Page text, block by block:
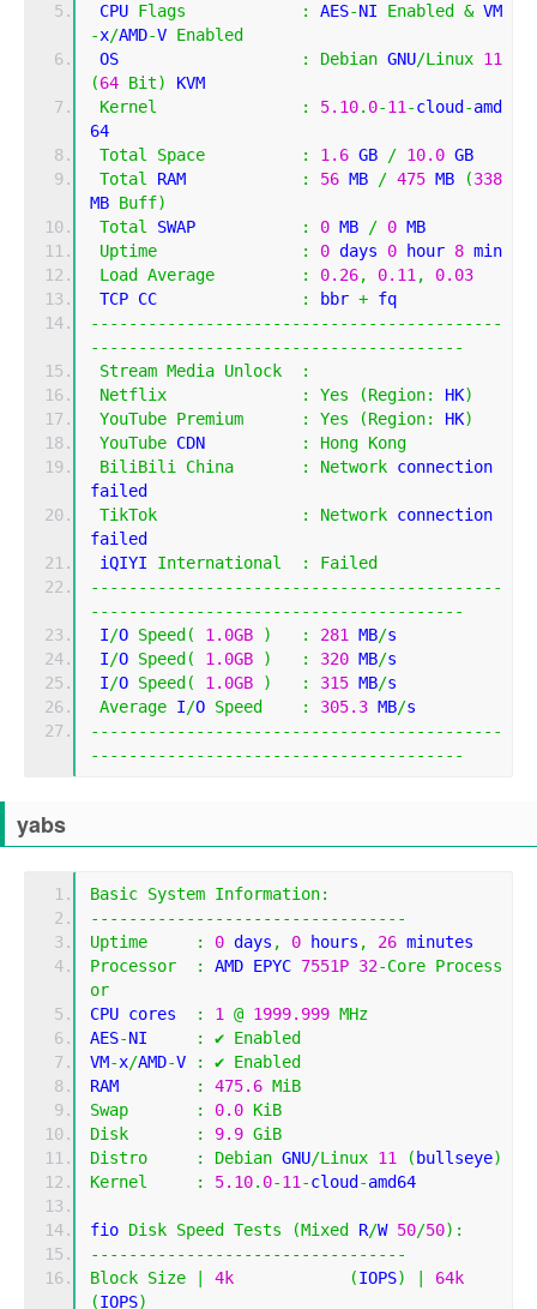
CPU Flags : AES-NI Enabled & VM
-x/AMD-V Enabled
OS
: Debian GNU/Linux 11
(64 Bit)
KVM
Kernel
: 5.10. 0-11-cloud -amd
64
Total
Space : 1.6 GB / 10.0 GB
Total RAM : 56 MB / 475 MB (338
MB Buff)
Total SWAP : 0 MB / 0 MB
Uptime
: 0 days 0 hour 8 min
Load
Average : 0.26, 0.11,
0.03
TCP CC
: bbr + fq
-------------------------------------------
---------------------------------------
Stream Media Unlock
:
Netflix
: Yes (Region: HK)
YouTube Premium : Yes (Region: HK)
YouTube CDN : Hong Kong
BiliBili China : Network connection
failed
TikTok
: Network connection
failed
iQIYI International :
Failed
-------------------------------------------
---------------------------------------
I/O Speed ( 1.0GB ) : 281 MB/s
I/O Speed ( 1.0GB ) : 320 MB/s
I/O Speed ( 1.0GB ) : 315 MB/s
Average I/O Speed : 305.3 MB/s
-------------------------------------------
---------------------------------------
yabs
Basic System Information:
---------------------------------
Uptime
: 0 days , 0 hours , 26 minutes
Processor
: AMD EPYC 7551P 32-Core Process
or
CPU cores
: 1 @ 1999.999 MHz
AES-NI : ✔ Enabled
VM-x/AMD-V : ✔ Enabled
RAM
: 475.6 MiB
Swap
: 0.0 KiB
Disk
: 9.9 GiB
Distro
: Debian GNU/Linux 11 ( bullseye)
Kernel
: 5.10. 0-11-cloud -amd64
fio Disk Speed Tests (Mixed R/W 50/50):
---------------------------------
Block Size 4k (IOPS)
64k
(IOPS)